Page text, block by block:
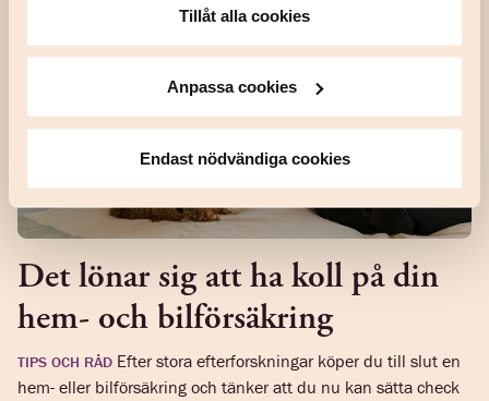
Tillåt alla cookies
Anpassa cookies
Endast nödvändiga cookies
Det lönar sig att ha koll på din
hem- och bilförsäkring
TIPS OCH RÅD Efter stora efterforskningar köper du till slut en
hem- eller bilförsäkring och tänker att du nu kan sätta check